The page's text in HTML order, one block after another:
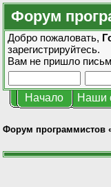
Форум
Добро пожаловать,
зарегистрируйтесь.
Вам не пришло
Начало Наши
Форум программистов